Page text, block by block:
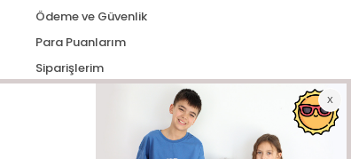
Ödeme ve Güvenlik
Para Puanlarım
Siparişlerim